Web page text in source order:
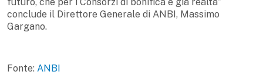
conclude il Direttore Generale di ANBI, Massimo
Gargano.
Fonte: ANBI